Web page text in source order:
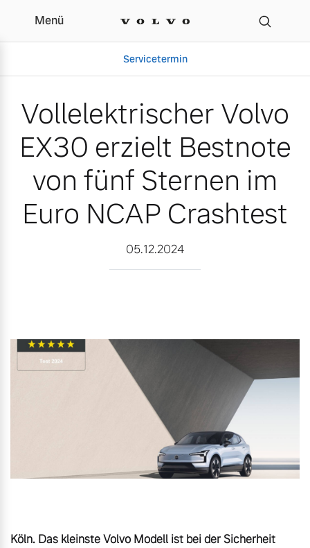
Vollelektrischer Volvo
Menü
Servicetermin
Gebrauchtwagen
Aktuelle Zubehörangebote
Aktuelle Serviceangebote
Unsere News & Events
Vollelektrischer Volvo
EX30 erzielt Bestnote
von fünf Sternen im
Euro NCAP Crashtest
05.12.2024
Köln. Das kleinste Volvo Modell ist bei der Sicherheit